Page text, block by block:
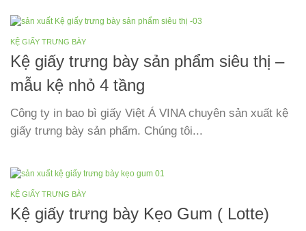
KỆ GIẤY TRƯNG BÀY
Kệ giấy trưng bày sản phẩm siêu thị –
mẫu kệ nhỏ 4 tầng
Công ty in bao bì giấy Việt Á VINA chuyên sản xuất kệ
giấy trưng bày sản phẩm. Chúng tôi...
KỆ GIẤY TRƯNG BÀY
Kệ giấy trưng bày Kẹo Gum ( Lotte)